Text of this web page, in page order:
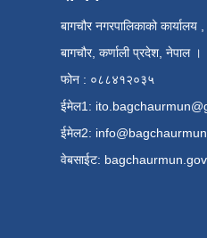
बागचौर नगरपालिकाको कार्यालय ,
बागचौर, कर्णाली प्रदेश, नेपाल ।
फोन : ०८८४१२०३५
ईमेल1:
ईमेल2:
वे‍बसाईट: